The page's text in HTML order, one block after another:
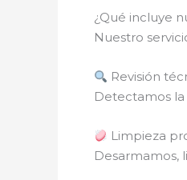
¿Qué incluye
Nuestro
Revisión
Detectamos
Limpieza
Desarmamos,